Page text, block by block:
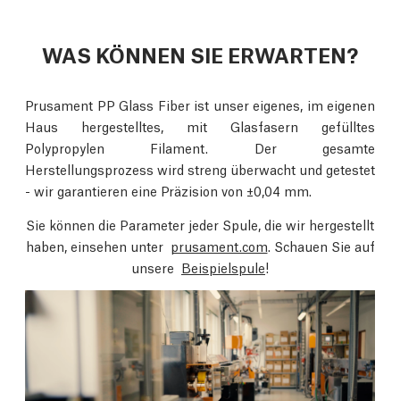
WAS KÖNNEN SIE ERWARTEN?
Prusament PP Glass Fiber ist unser eigenes, im eigenen
Haus hergestelltes, mit Glasfasern gefülltes
Polypropylen Filament. Der gesamte
Herstellungsprozess wird streng überwacht und getestet
- wir garantieren eine Präzision von ±0,04 mm.
Sie können die Parameter jeder Spule, die wir hergestellt
haben, einsehen unter prusament.com. Schauen Sie auf
unsere Beispielspule!